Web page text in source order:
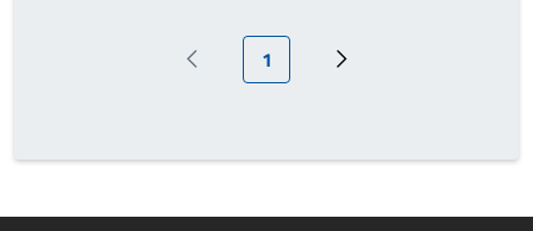
Pagina precedente
Pagina attuale
1 Prossima pagina